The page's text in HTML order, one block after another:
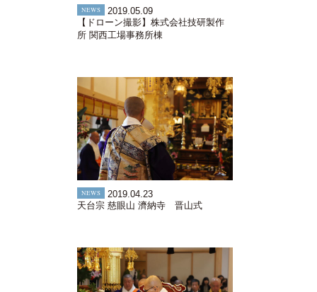
NEWS
2019.05.09
【ドローン撮影】株式会社技研製作
所 関西工場事務所棟
NEWS
2019.04.23
天台宗 慈眼山 濟納寺 晋山式